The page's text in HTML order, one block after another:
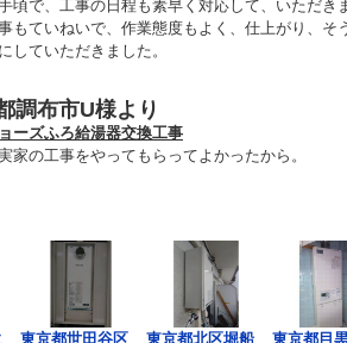
頃で、工事の日程も素早く対応して、いただき
もていねいで、作業態度もよく、仕上がり、そ
していただきました。
調布市U様より
ーズふろ給湯器交換工事
家の工事をやってもらってよかったから。
東京都世田谷区 東京都北区堀船 東京都目